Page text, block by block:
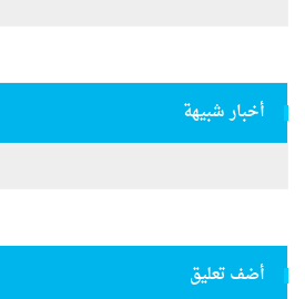
أخبار شبيهة
أضف تعليق